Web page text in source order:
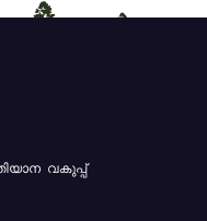
വകുപ്പ്